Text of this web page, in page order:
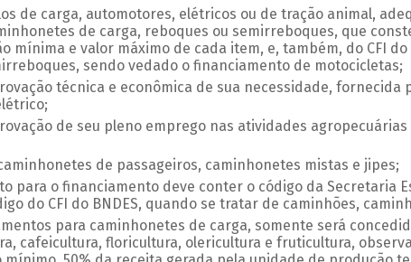
de carga, automotores, elétricos ou de tração animal,
de carga, reboques ou semirreboques, que
mínima e valor máximo de cada item, e, também, do CFI
sendo vedado o financiamento de motocicletas;
técnica e econômica de sua necessidade,
de seu pleno emprego nas atividades
de passageiros, caminhonetes mistas e jipes;
para o financiamento deve conter o código da Secretaria
do CFI do BNDES, quando se tratar de caminhões,
para caminhonetes de carga, somente será
cafeicultura, floricultura, olericultura e fruticultura,